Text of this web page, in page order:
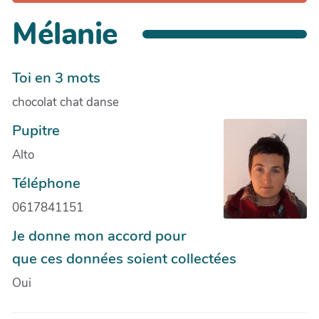
Mélanie
Toi en 3 mots
chocolat chat danse
Pupitre
Alto
Téléphone
0617841151
Je donne mon accord pour
que ces données soient collectées
Oui